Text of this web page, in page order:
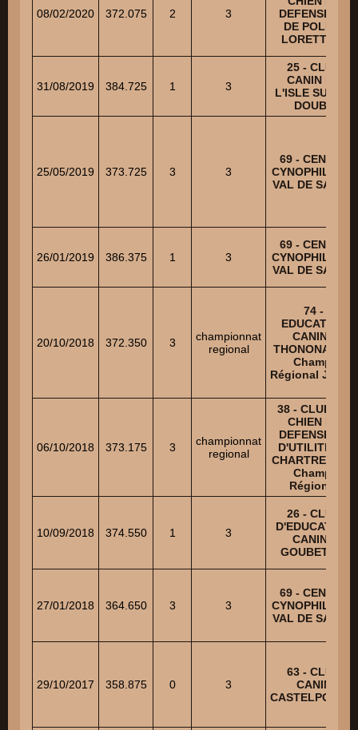
08/02/2020 372.075 2 3
DEFENSE ET
DE POLICE
LORETTOIS
31/08/2019 384.725 1 3
25 - CLUB
CANIN DE
L'ISLE SUR LE
DOUBS
25/05/2019 373.725 3 3
69 - CENTRE
CYNOPHILE DU
VAL DE SAONE
26/01/2019 386.375 1 3
69 - CENTRE
CYNOPHILE DU
VAL DE SAONE
20/10/2018 372.350 3
championnat
regional
74 -
EDUCATION
CANINE
THONONAISE -
Champ.
Régional Junior
06/10/2018 373.175 3
championnat
regional
38 - CLUB DU
CHIEN DE
DEFENSE ET
D'UTILITE DE
CHARTREUSE -
Champ.
Régional
10/09/2018 374.550 1 3
26 - CLUB
D'EDUCATION
CANINE
GOUBETOIS
27/01/2018 364.650 3 3
69 - CENTRE
CYNOPHILE DU
VAL DE SAONE
29/10/2017 358.875 0 3
63 - CLUB
CANIN
CASTELPONTIN